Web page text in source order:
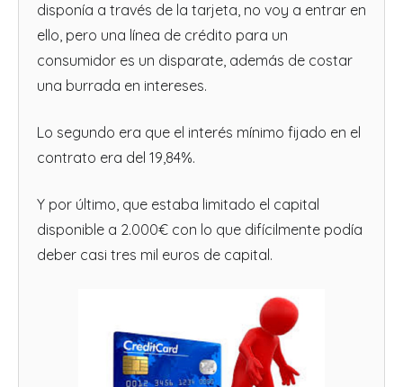
disponía a través de la tarjeta, no voy a entrar en
ello, pero una línea de crédito para un
consumidor es un disparate, además de costar
una burrada en intereses.
Lo segundo era que el interés mínimo fijado en el
contrato era del 19,84%.
Y por último, que estaba limitado el capital
disponible a 2.000€ con lo que difícilmente podía
deber casi tres mil euros de capital.